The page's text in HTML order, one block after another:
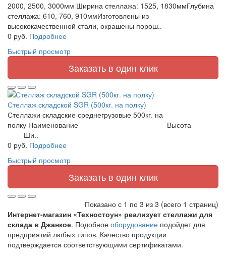
2000, 2500, 3000мм Ширина стеллажа: 1525, 1830ммГлубина
стеллажа: 610, 760, 910ммИзготовлены из
высококачественной стали, окрашены порош..
0 руб. Подробнее
Быстрый просмотр
Заказать в один клик
Стеллаж складской SGR (500кг. на полку)
Стеллажи складские среднегрузовые 500кг. на
полку Наименование Высота
Ши..
0 руб. Подробнее
Быстрый просмотр
Заказать в один клик
Показано с 1 по 3 из 3 (всего 1 страниц)
Интернет-магазин «Техностоун» реализует стеллажи для
склада в Джанкое. Подобное оборудование подойдет для
предприятий любых типов. Качество продукции
подтверждается соответствующими сертификатами.